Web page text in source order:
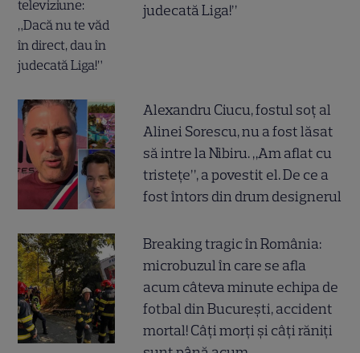
judecată Liga!”
Alexandru Ciucu, fostul soț al
Alinei Sorescu, nu a fost lăsat
să intre la Nibiru. „Am aflat cu
tristețe”, a povestit el. De ce a
fost întors din drum designerul
Breaking tragic în România:
microbuzul în care se afla
acum câteva minute echipa de
fotbal din București, accident
mortal! Câți morți și câți răniți